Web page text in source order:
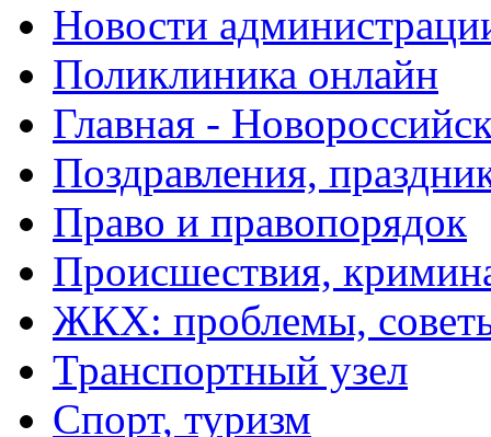
Новости
Поликлиника онлайн
Главная -
Поздравления,
Право и правопорядок
Происшествия,
ЖКХ: проблемы,
Транспортный узел
Спорт, туризм